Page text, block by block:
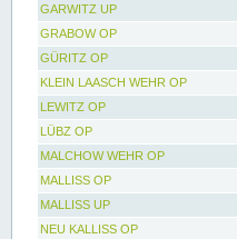
GARWITZ UP
GRABOW OP
GÜRITZ OP
KLEIN LAASCH WEHR OP
LEWITZ OP
LÜBZ OP
MALCHOW WEHR OP
MALLISS OP
MALLISS UP
NEU KALLISS OP